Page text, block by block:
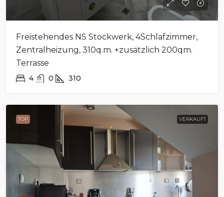
Freistehendes NS Stockwerk, 4Schlafzimmer,
Zentralheizung, 310q.m. +zusätzlich 200qm.
Terrasse
4 0 310
TOP VERKAUFT